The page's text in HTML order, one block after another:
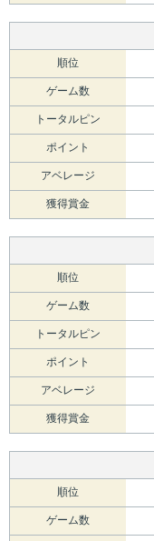
順位
ゲーム数
トータルピン
ポイント
アベレージ
獲得賞金
順位
ゲーム数
トータルピン
ポイント
アベレージ
獲得賞金
順位
ゲーム数